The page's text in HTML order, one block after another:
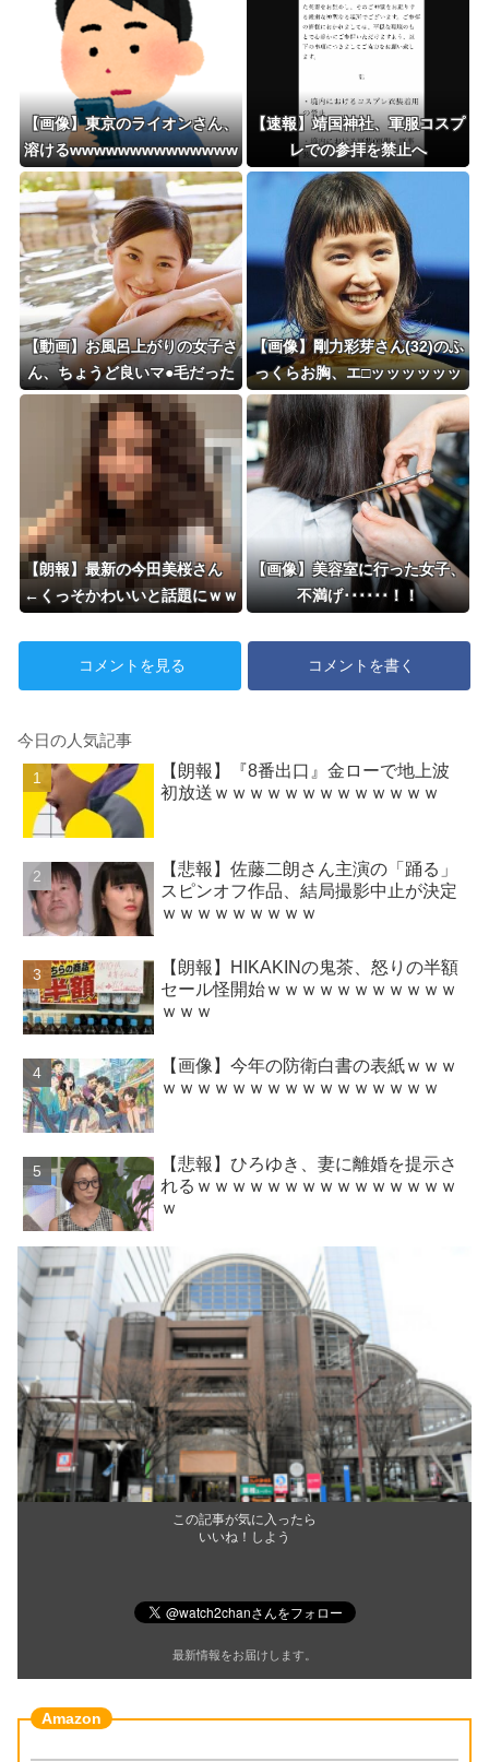
【画像】東京のライオンさん、
溶けるwwwwwwwwwwwwww
wwwwwwwwwwwwwwwww
wwwww
【速報】靖国神社、軍服コスプ
レでの参拝を禁止へ
【動画】お風呂上がりの女子さ
ん、ちょうど良いマ●毛だった
wwwwww
【画像】剛力彩芽さん(32)のふ
っくらお胸、エ□ッッッッッッ
ッッッッッッッッッ！
【朗報】最新の今田美桜さん
←くっそかわいいと話題にｗｗ
【画像】美容室に行った女子、
不満げ･･････！！
コメントを見る コメントを書く
今日の人気記事
【朗報】『8番出口』金ローで地上波
初放送ｗｗｗｗｗｗｗｗｗｗｗｗｗ
【悲報】佐藤二朗さん主演の「踊る」
スピンオフ作品、結局撮影中止が決定
ｗｗｗｗｗｗｗｗｗ
【朗報】HIKAKINの鬼茶、怒りの半額
セール怪開始ｗｗｗｗｗｗｗｗｗｗｗ
ｗｗｗ
【画像】今年の防衛白書の表紙ｗｗｗ
ｗｗｗｗｗｗｗｗｗｗｗｗｗｗｗｗ
【悲報】ひろゆき、妻に離婚を提示さ
れるｗｗｗｗｗｗｗｗｗｗｗｗｗｗｗ
ｗ
この記事が気に入ったら
いいね！しよう
最新情報をお届けします。